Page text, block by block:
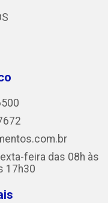
feira das 08h às
17h30